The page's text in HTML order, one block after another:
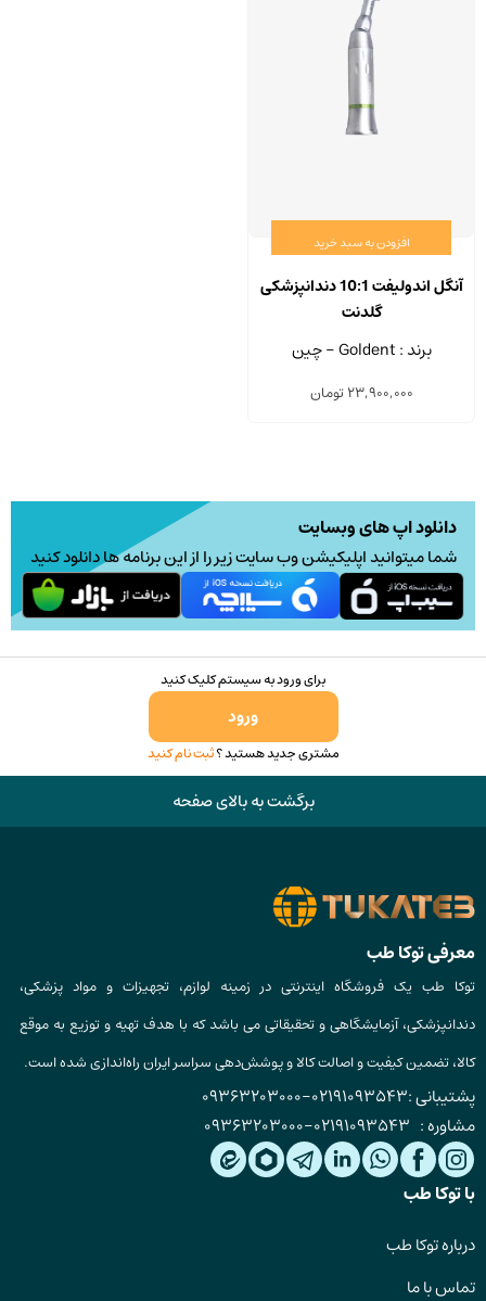
افزودن به سبد خرید
آنگل اندولیفت 10:1 دندانپزشکی
گلدنت
برند : Goldent - چین
23,900,000تومان
دانلود اپ های وبسایت
شما میتوانید اپلیکیشن وب سایت زیر را از این برنامه ها دانلود کنید
برای ورود به سیستم کلیک کنید
ورود
مشتری جدید هستید ؟ثبت نام کنید
برگشت به بالای صفحه
معرفی توکا طب
توکا طب یک فروشگاه اینترنتی در زمینه لوازم، تجهیزات و مواد پزشکی،
دندانپزشکی، آزمایشگاهی و تحقیقاتی می باشد که با هدف تهیه و توزیع به موقع
کالا، تضمین کیفیت و اصالت کالا و پوشش‌دهی سراسر ایران راه‌اندازی شده است.
پشتیبانی :02191093543
-
09363203000
مشاوره : 02191093543
-
09363203000
با توکا طب
درباره توکا طب
تماس با ما